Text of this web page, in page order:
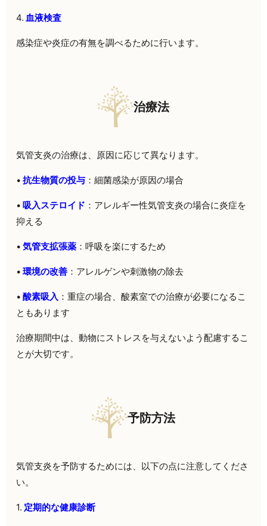
4. 血液検査
感染症や炎症の有無を調べるために行います。
治療法
気管支炎の治療は、原因に応じて異なります。
• 抗生物質の投与 ：細菌感染が原因の場合
• 吸入ステロイド ：アレルギー性気管支炎の場合に炎症を
抑える
• 気管支拡張薬 ：呼吸を楽にするため
• 環境の改善 ：アレルゲンや刺激物の除去
• 酸素吸入 ：重症の場合、酸素室での治療が必要になるこ
ともあります
治療期間中は、動物にストレスを与えないよう配慮するこ
とが大切です。
予防方法
気管支炎を予防するためには、以下の点に注意してくださ
い。
1. 定期的な健康診断